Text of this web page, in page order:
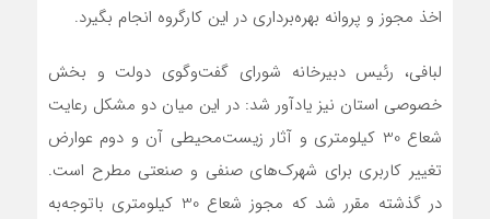
اخذ مجوز و پروانه بهره‌برداری در این کارگروه انجام بگیرد.
لبافی، رئیس دبیرخانه شورای گفت‌وگوی دولت و بخش
خصوصی استان نیز یادآور شد: در این میان دو مشکل رعایت
شعاع 30 کیلومتری و آثار زیست‌محیطی آن و دوم عوارض
تغییر کاربری برای شهرک‌های صنفی و صنعتی مطرح است.
در گذشته مقرر شد که مجوز شعاع 30 کیلومتری باتوجه‌به